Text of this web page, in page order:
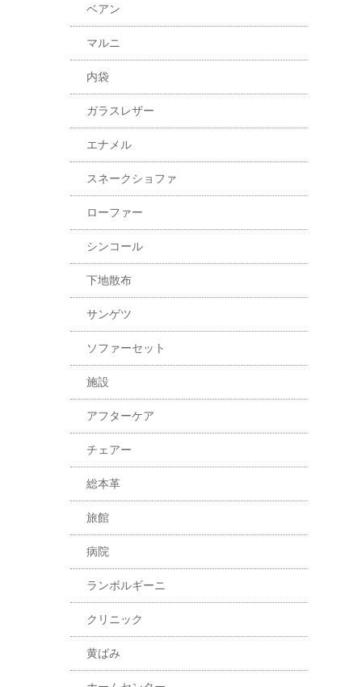
ベアン
マルニ
内袋
ガラスレザー
エナメル
スネークショファ
ローファー
シンコール
下地散布
サンゲツ
ソファーセット
施設
アフターケア
チェアー
総本革
旅館
病院
ランボルギーニ
クリニック
黄ばみ